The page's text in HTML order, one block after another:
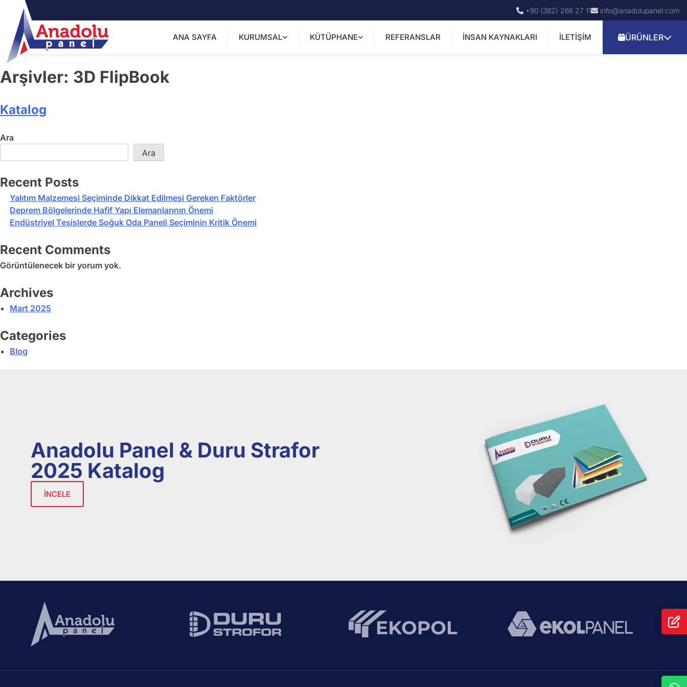
+90 (382) 266 27 11 info@anadolupanel.com
ANA SAYFA KURUMSAL KÜTÜPHANE REFERANSLAR İNSAN KAYNAKLARI İLETIŞIM ÜRÜNLER
Arşivler: 3D FlipBook
Katalog
Ara
Ara
Recent Posts
Yalıtım Malzemesi Seçiminde Dikkat Edilmesi Gereken Faktörler
Deprem Bölgelerinde Hafif Yapı Elemanlarının Önemi
Endüstriyel Tesislerde Soğuk Oda Paneli Seçiminin Kritik Önemi
Recent Comments
Görüntülenecek bir yorum yok.
Archives
Mart 2025
Categories
Blog
Anadolu Panel & Duru Strafor
2025 Katalog
İNCELE